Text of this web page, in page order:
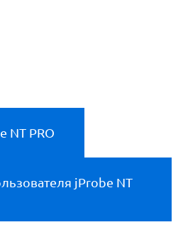
NT PRO
jProbe NT